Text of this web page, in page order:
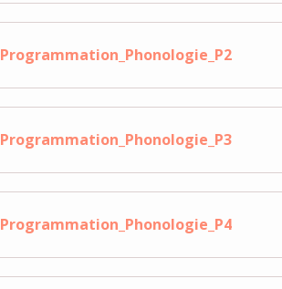
Programmation_Phonologie_P2
Programmation_Phonologie_P3
Programmation_Phonologie_P4